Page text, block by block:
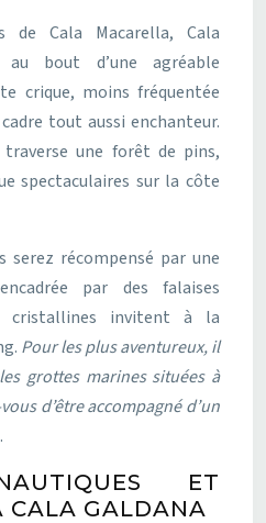
de Cala Macarella, Cala
bout d’une agréable
crique, moins fréquentée
tout aussi enchanteur.
une forêt de pins,
spectaculaires sur la côte
serez récompensé par une
par des falaises
cristallines invitent à la
Pour les plus aventureux, il
grottes marines situées à
d’être accompagné d’un
.
ET
CALA GALDANA